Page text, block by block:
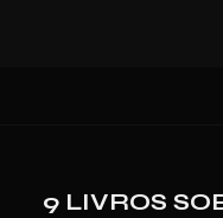
9 LIVROS